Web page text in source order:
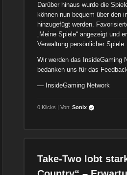
Darüber hinaus wurde die
können nun bequem über den
hinzugefügt werden.
„Meine Spiele“ angezeigt und
Verwaltung persönlicher Spiele.
Wir werden das InsideGaming
bedanken uns für das
— InsideGaming Network
0 Klicks | Von:Sonix
Take-Two lobt